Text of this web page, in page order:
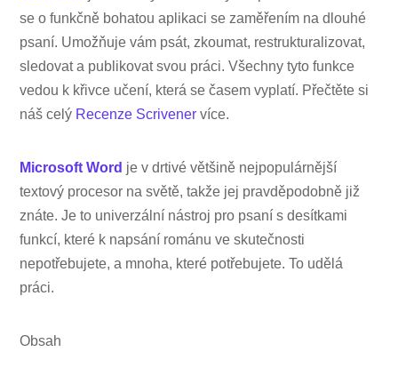
se o funkčně bohatou aplikaci se zaměřením na dlouhé
psaní. Umožňuje vám psát, zkoumat, restrukturalizovat,
sledovat a publikovat svou práci. Všechny tyto funkce
vedou k křivce učení, která se časem vyplatí. Přečtěte si
náš celý Recenze Scrivener více.
Microsoft Word je v drtivé většině nejpopulárnější
textový procesor na světě, takže jej pravděpodobně již
znáte. Je to univerzální nástroj pro psaní s desítkami
funkcí, které k napsání románu ve skutečnosti
nepotřebujete, a mnoha, které potřebujete. To udělá
práci.
Obsah